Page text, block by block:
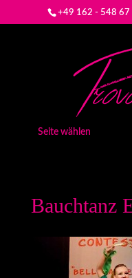
+49 162 - 548 67
Seite wählen
Bauchtanz